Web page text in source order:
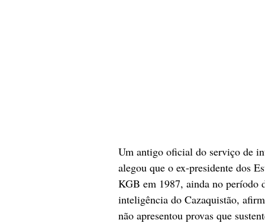
Um antigo oficial do serviço de
alegou que o ex-presidente dos
KGB em 1987, ainda no período
inteligência do Cazaquistão,
não apresentou provas que